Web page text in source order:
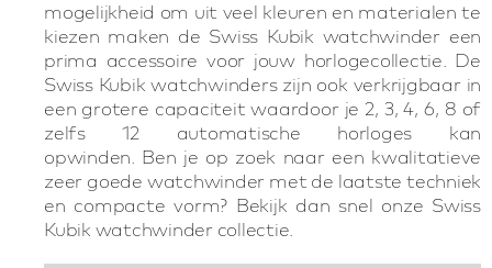
mogelijkheid om uit veel kleuren en materialen te
kiezen maken de Swiss Kubik watchwinder een
prima accessoire voor jouw horlogecollectie. De
Swiss Kubik watchwinders zijn ook verkrijgbaar in
een grotere capaciteit waardoor je 2, 3, 4, 6, 8 of
zelfs 12 automatische horloges kan
opwinden. Ben je op zoek naar een kwalitatieve
zeer goede watchwinder met de laatste techniek
en compacte vorm? Bekijk dan snel onze Swiss
Kubik watchwinder collectie.